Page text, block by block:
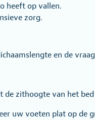
heeft op vallen.
zorg.
en de
de zithoogte van het
uw voeten plat op de